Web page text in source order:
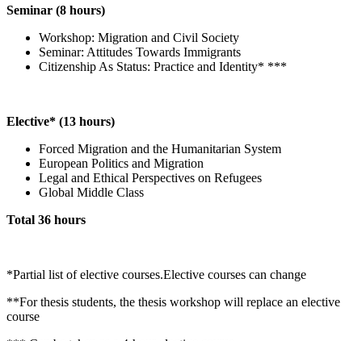
Seminar (8 hours)
Workshop: Migration and Civil Society
Seminar: Attitudes Towards Immigrants
Citizenship As Status: Practice and Identity* ***
Elective* (13 hours)
Forced Migration and the Humanitarian System
European Politics and Migration
Legal and Ethical Perspectives on Refugees
Global Middle Class
Total 36 hours
*Partial list of elective courses.Elective courses can change
**For thesis students, the thesis workshop will replace an elective
course